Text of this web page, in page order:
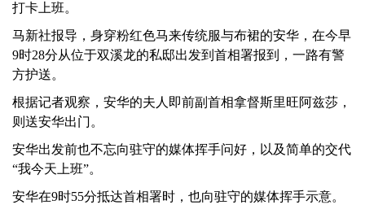
打卡上班。
马新社报导，身穿粉红色马来传统服与布裙的安华，在今早
9时28分从位于双溪龙的私邸出发到首相署报到，一路有警
方护送。
根据记者观察，安华的夫人即前副首相拿督斯里旺阿兹莎，
则送安华出门。
安华出发前也不忘向驻守的媒体挥手问好，以及简单的交代
“我今天上班”。
安华在9时55分抵达首相署时，也向驻守的媒体挥手示意。